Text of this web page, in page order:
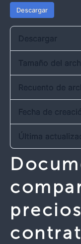
Descargar
Descargar
Tamaño del
Recuento de
Fecha de
Última